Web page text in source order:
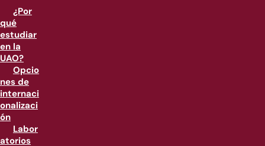
¿Por
qué
estudiar
en la
UAO?
Opcio
nes de
internaci
onalizaci
ón
Labor
atorios